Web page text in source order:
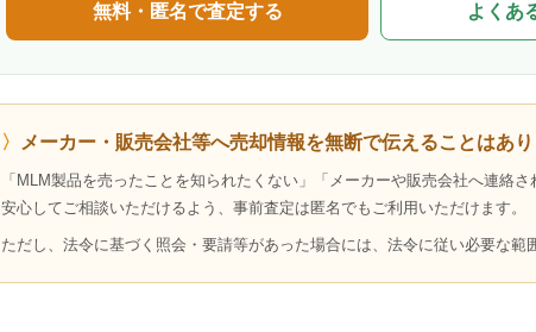
無料・匿名で査定する よくあ
メーカー・販売会社等へ売却情報を無断で伝えることはあ
「MLM製品を売ったことを知られたくない」「メーカーや販売会社へ連絡
安心してご相談いただけるよう、事前査定は匿名でもご利用いただけます。
ただし、法令に基づく照会・要請等があった場合には、法令に従い必要な範